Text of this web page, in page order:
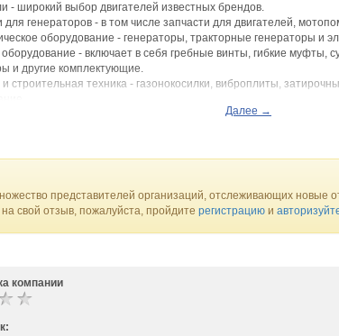
- широкий выбор двигателей известных брендов.
для генераторов - в том числе запчасти для двигателей,
оборудование - генераторы, тракторные генераторы и
- включает в себя гребные винты, гибкие муфты,
и другие комплектующие.
и строительная техника - газонокосилки, виброплиты,
компании являются такие бренды, как Honda, Rato, Yanmar,
как через интернет-магазин, так и непосредственно в
Далее →
представителей организаций, отслеживающих новые
свой отзыв, пожалуйста, пройдите регистрацию и
компании